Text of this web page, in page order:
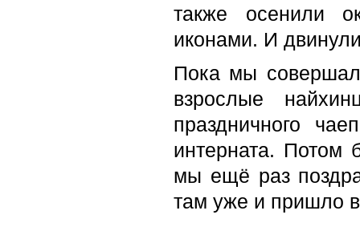
также осенили
иконами. И
Пока мы
взрослые
праздничного
интерната. Потом
мы ещё раз
там уже и пришло